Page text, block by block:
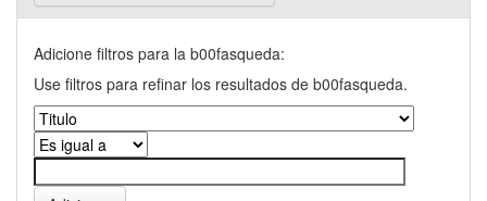
Adicione filtros para la b00fasqueda:
Use filtros para refinar los resultados de b00fasqueda.